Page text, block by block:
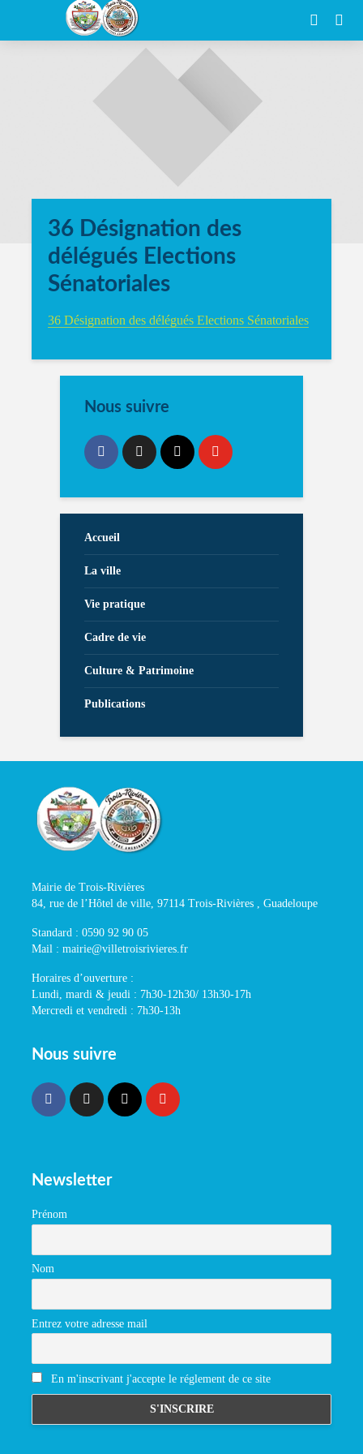
36 Désignation des
délégués Elections
Sénatoriales
36 Désignation des délégués Elections Sénatoriales
Nous suivre
Accueil
La ville
Vie pratique
Cadre de vie
Culture & Patrimoine
Publications
Mairie de Trois-Rivières
84, rue de l’Hôtel de ville, 97114 Trois-Rivières , Guadeloupe
Standard : 0590 92 90 05
Mail : mairie@villetroisrivieres.fr
Horaires d’ouverture :
Lundi, mardi & jeudi : 7h30-12h30/ 13h30-17h
Mercredi et vendredi : 7h30-13h
Nous suivre
Newsletter
Prénom
Nom
Entrez votre adresse mail
En m'inscrivant j'accepte le réglement de ce site